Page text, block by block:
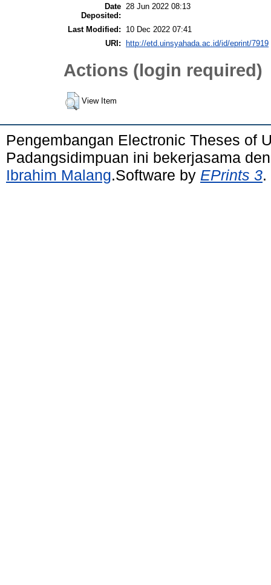
Date
Deposited:
28 Jun 2022 08:13
Last Modified:
10 Dec 2022 07:41
URI:
http://etd.uinsyahada.ac.id/id/eprint/7919
Actions (login required)
View Item
Pengembangan Electronic Theses of
Padangsidimpuan ini bekerjasama
Ibrahim Malang.Software by EPrints 3.